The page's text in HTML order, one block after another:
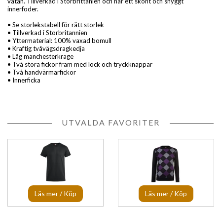
innerfoder.
• Se storlekstabell för rätt storlek
• Tillverkad i Storbritannien
• Yttermaterial: 100% vaxad bomull
• Kraftig tvåvägsdragkedja
• Låg manchesterkrage
• Två stora fickor fram med lock och tryckknappar
• Två handvärmarfickor
• Innerficka
UTVALDA FAVORITER
Läs mer / Köp Läs mer / Köp